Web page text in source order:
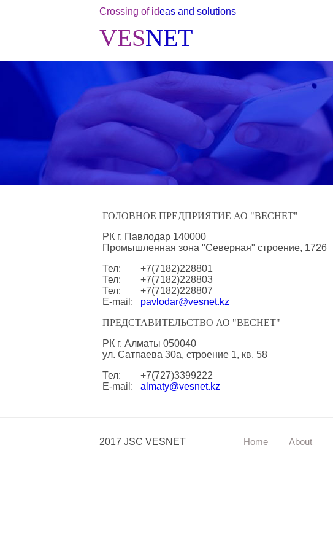
Crossing of ideas and solutions
VESNET
ГОЛОВНОЕ ПРЕДПРИЯТИЕ АО "ВЕСНЕТ"
РК г. Павлодар 140000
Промышленная зона "Северная" строение, 1726
Тел: +7(7182)228801
Тел: +7(7182)228803
Тел: +7(7182)228807
E-mail: pavlodar@vesnet.kz
ПРЕДСТАВИТЕЛЬСТВО АО "ВЕСНЕТ"
РК г. Алматы 050040
ул. Сатпаева 30а, строение 1, кв. 58
Тел: +7(727)3399222
E-mail: almaty@vesnet.kz
2017 JSC VESNET Home About